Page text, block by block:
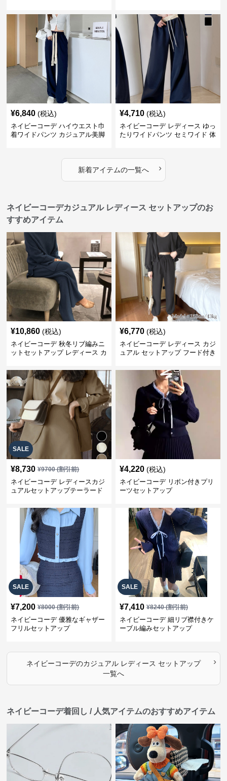
¥6,840 (税込)
ネイビーコーデ ハイウエスト巾
着ワイドパンツ カジュアル美脚
¥4,710 (税込)
ネイビーコーデ レディース ゆっ
たりワイドパンツ セミワイド 体
新着アイテムの一覧へ ›
ネイビーコーデカジュアル レディース セットアップのお
すすめアイテム
¥10,860 (税込)
ネイビーコーデ 秋冬リブ編みニ
ットセットアップ レディース カ
¥6,770 (税込)
ネイビーコーデ レディース カジ
ュアル セットアップ フード付き
SALE
¥8,730 ¥9700(割引前)
ネイビーコーデ レディースカジ
ュアルセットアップテーラード
¥4,220 (税込)
ネイビーコーデ リボン付きプリ
ーツセットアップ
SALE
¥7,200 ¥8000(割引前)
ネイビーコーデ 優雅なギャザー
フリルセットアップ
SALE
¥7,410 ¥8240(割引前)
ネイビーコーデ 細リブ襟付きケ
ーブル編みセットアップ
ネイビーコーデのカジュアル レディース セットアップ
一覧へ
›
ネイビーコーデ着回し / 人気アイテムのおすすめアイテム